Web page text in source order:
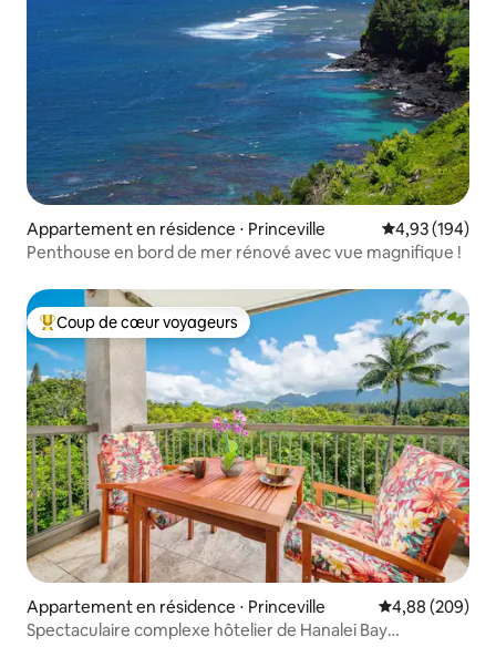
Appartement en résidence ⋅ Princeville Évaluation
4,93 (194)
Penthouse en bord de mer rénové avec vue magnifique !
Coups de cœur voyageurs les plus appréciés
Coup de cœur voyageurs
Appartement en résidence ⋅ Princeville Évaluation
4,88 (209)
Spectaculaire complexe hôtelier de Hanalei Bay